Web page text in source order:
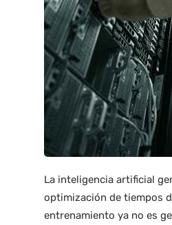
La inteligencia artificial
optimización de tiempos
entrenamiento ya no es